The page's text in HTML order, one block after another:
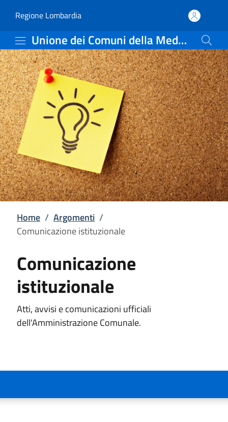
Comunicazione
Regione Lombardia(apre in un'altra scheda).
Unione dei Comuni della Media Valle Camonica
Home / Argomenti /
Comunicazione istituzionale
Comunicazione
istituzionale
Atti, avvisi e comunicazioni ufficiali
dell'Amministrazione Comunale.